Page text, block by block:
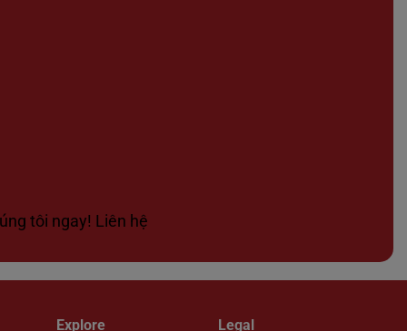
tôi ngay! Liên hệ
Explore Legal